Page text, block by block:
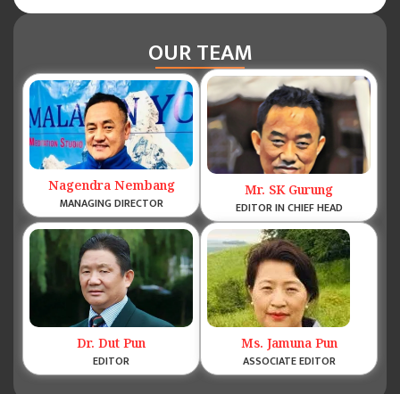
OUR TEAM
Nagendra Nembang
MANAGING DIRECTOR
Mr. SK Gurung
EDITOR IN CHIEF HEAD
Dr. Dut Pun
EDITOR
Ms. Jamuna Pun
ASSOCIATE EDITOR